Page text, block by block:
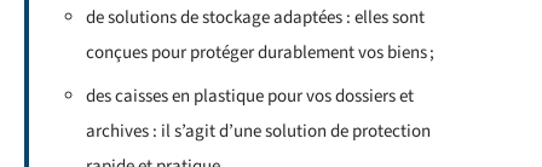
de solutions de stockage adaptées : elles sont
conçues pour protéger durablement vos biens ;
des caisses en plastique pour vos dossiers et
archives : il s’agit d’une solution de protection